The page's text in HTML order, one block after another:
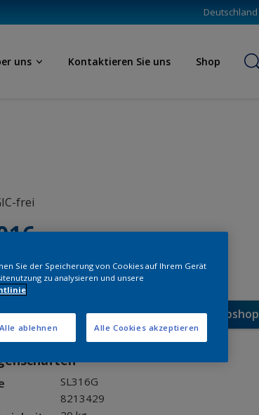
Deutschland
uns Kontaktieren Sie uns Shop
frei
Bestellen Sie direkt im Webshop
SL316G
8213429
Sie der Speicherung von Cookies auf Ihrem Gerät
zu analysieren und unsere
Alle ablehnen Alle Cookies akzeptieren